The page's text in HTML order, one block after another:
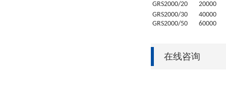
GRS2000/20 20000
GRS2000/30 40000
GRS2000/50 60000
在线咨询